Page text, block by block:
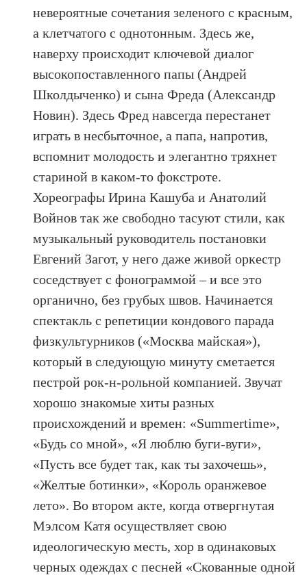
невероятные сочетания зеленого с красным,
а клетчатого с однотонным. Здесь же,
наверху происходит ключевой диалог
высокопоставленного папы (Андрей
Школдыченко) и сына Фреда (Александр
Новин). Здесь Фред навсегда перестанет
играть в несбыточное, а папа, напротив,
вспомнит молодость и элегантно тряхнет
стариной в каком-то фокстроте.
Хореографы Ирина Кашуба и Анатолий
Войнов так же свободно тасуют стили, как
музыкальный руководитель постановки
Евгений Загот, у него даже живой оркестр
соседствует с фонограммой – и все это
органично, без грубых швов. Начинается
спектакль с репетиции кондового парада
физкультурников («Москва майская»),
который в следующую минуту сметается
пестрой рок-н-рольной компанией. Звучат
хорошо знакомые хиты разных
происхождений и времен: «Summertime»,
«Будь со мной», «Я люблю буги-вуги»,
«Пусть все будет так, как ты захочешь»,
«Желтые ботинки», «Король оранжевое
лето». Во втором акте, когда отвергнутая
Мэлсом Катя осуществляет свою
идеологическую месть, хор в одинаковых
черных одеждах с песней «Скованные одной